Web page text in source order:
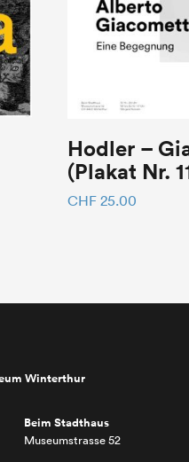
Hodler –
(Plakat Nr.
CHF 25.00
Winterthur
Beim Stadthaus
Museumstrasse 52